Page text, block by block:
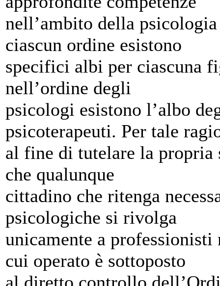
nell’ambito della
ciascun ordine esistono
specifici albi per ciascuna
nell’ordine degli
psicologi esistono l’albo
psicoterapeuti. Per tale
al fine di tutelare la propria
che qualunque
cittadino che ritenga
psicologiche si rivolga
unicamente a
cui operato è sottoposto